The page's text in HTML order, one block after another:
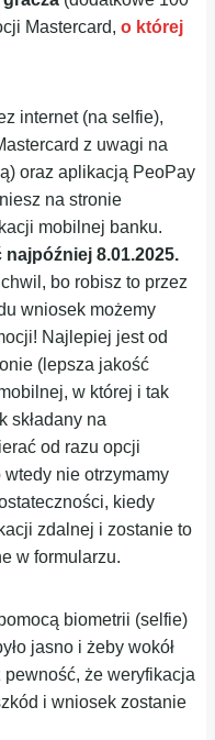
Mastercard,o której
internet (na selfie),
z uwagi na
oraz aplikacją PeoPay
na stronie
mobilnej banku.
8.01.2025.
bo robisz to przez
wniosek możemy
Najlepiej jest od
(lepsza jakość
w której i tak
składany na
od razu opcji
nie otrzymamy
kiedy
zdalnej i zostanie to
w formularzu.
biometrii (selfie)
jasno i żeby wokół
pewność, że weryfikacja
i wniosek zostanie